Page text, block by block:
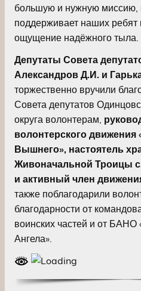
большую и нужную миссию,
поддерживает наших
ощущение надёжного тыла.
Депутаты Совета
Александров Д.И. и
торжественно вручили
Совета депутатов
округа волонтерам,
волонтерского
Вышнего», настоятель
Живоначальной Троицы
и активный член
также поблагодарили
благодарности от
воинских частей и от БАНО
Ангела».